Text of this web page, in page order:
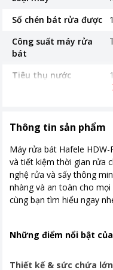
Số chén bát rửa được
Công suất máy rửa
bát
Tiêu thụ nước
Kích thước, khối lượng
Thời gian bảo hành
Bảng điều khiển
Nơi sản xuất
Thông tin sản phẩm
Máy rửa bát Hafele
và tiết kiệm thời gian rửa
nghệ rửa và sấy thông
nhàng và an toàn cho
cùng bạn tìm hiểu ngay
Những điểm nổi bật của
Thiết kế & sức chứa lớn